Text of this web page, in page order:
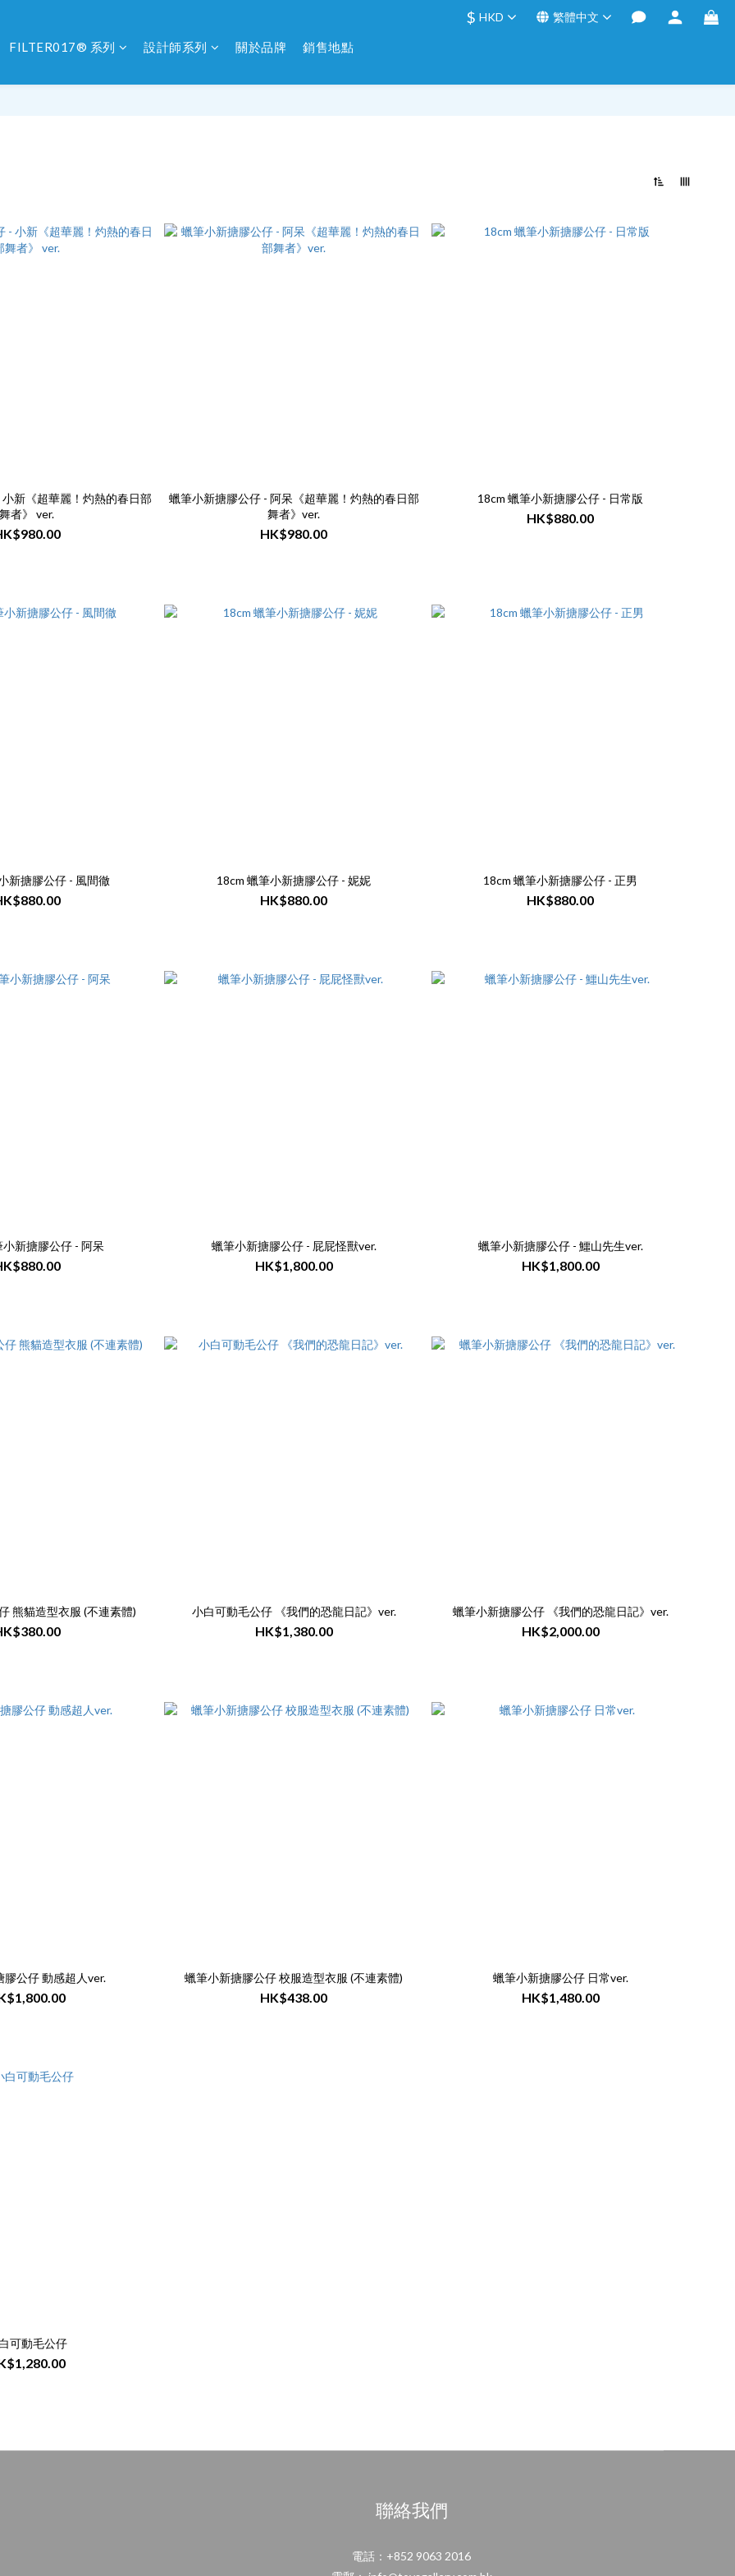
$ HKD 繁體中文
FILTER017® 系列 設計師系列 關於品牌 銷售地點
新《超華麗！灼熱的春日部
舞者》 ver.
蠟筆小新搪膠公仔 - 阿呆《超華麗！灼熱的春日部
舞者》ver.
HK$980.00
18cm 蠟筆小新搪膠公仔 - 日常版
HK$880.00
新搪膠公仔 - 風間徹 18cm 蠟筆小新搪膠公仔 - 妮妮
HK$880.00
18cm 蠟筆小新搪膠公仔 - 正男
HK$880.00
新搪膠公仔 - 阿呆 蠟筆小新搪膠公仔 - 屁屁怪獸ver.
HK$1,800.00
蠟筆小新搪膠公仔 - 鱷山先生ver.
HK$1,800.00
熊貓造型衣服 (不連素體) 小白可動毛公仔 《我們的恐龍日記》ver.
HK$1,380.00
蠟筆小新搪膠公仔 《我們的恐龍日記》ver.
HK$2,000.00
膠公仔 動感超人ver. 蠟筆小新搪膠公仔 校服造型衣服 (不連素體)
HK$438.00
蠟筆小新搪膠公仔 日常ver.
HK$1,480.00
可動毛公仔
聯絡我們
電話：+852 9063 2016